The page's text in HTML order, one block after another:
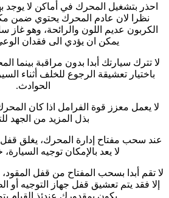
احذر بتشغيل المحرك في أماكن لا يوجد
نظرا لان عادم المحرك يحتوي ضمن
الكربون عديم اللون والرائحة، وهو
يمكن ان يؤدي الى فقدان
لا تترك سيارتك أبدا بدون مراقبة بينما
باختيار تعشيقة الرجوع للخلف أثناء
الحوادث.
لا يعمل معزز قوة الفرامل اذا كان
بذل المزيد من الجهد
عند سحب مفتاح إدارة المحرك، يغلق قفل
لا يعد بالإمكان توجيه
لا تقم أبدا بسحب المفتاح من قفل
إلا فقد يتم تعشيق قفل جهاز التوجيه أو
يكون بمقدورك عندئذ القيام